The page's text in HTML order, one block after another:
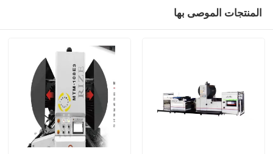
المنتجات الموصى بها